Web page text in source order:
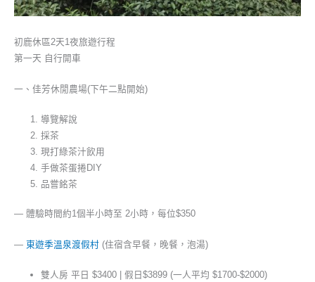
初鹿休區2天1夜旅遊行程
第一天 自行開車
一、佳芳休閒農場(下午二點開始)
導覽解說
採茶
現打綠茶汁飲用
手做茶蛋捲DIY
品嘗銘茶
— 體驗時間約1個半小時至 2小時，每位$350
— 東遊季溫泉渡假村 (住宿含早餐，晚餐，泡湯)
雙人房 平日 $3400 | 假日$3899 (一人平均 $1700-$2000)